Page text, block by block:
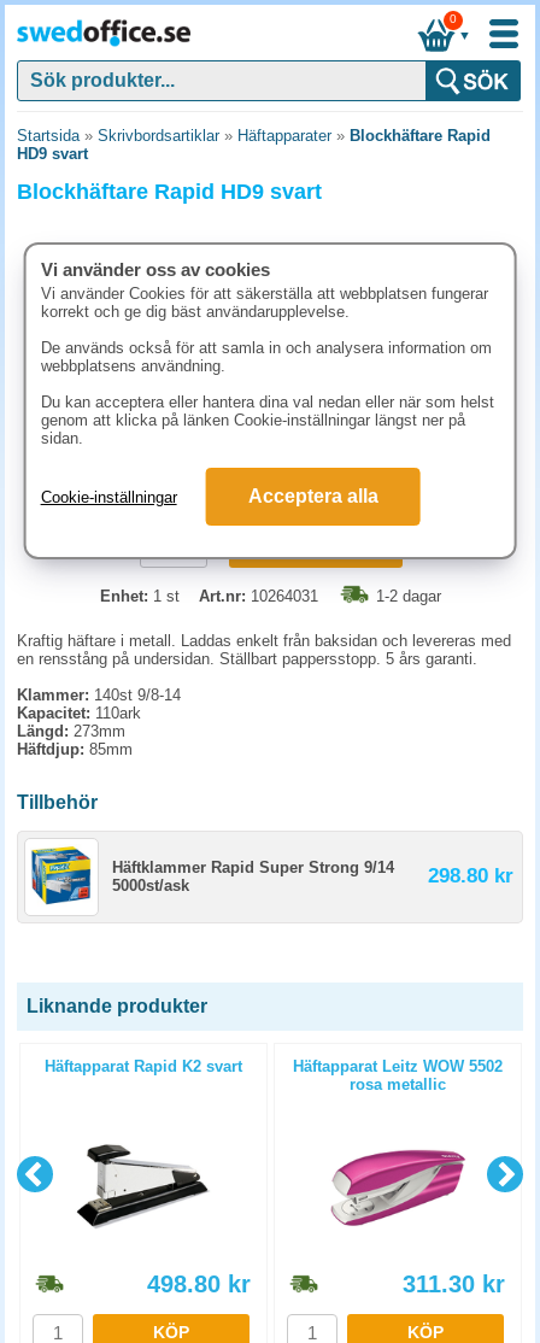
▼
0
Startsida» Skrivbordsartiklar» Häftapparater» Blockhäftare Rapid
HD9 svart
Blockhäftare Rapid HD9 svart
1236.30 kr (inkl. moms)
Enhet: 1 st Art.nr: 10264031 1-2 dagar
Kraftig häftare i metall. Laddas enkelt från baksidan och levereras med
en rensstång på undersidan. Ställbart pappersstopp. 5 års garanti.
Klammer: 140st 9/8-14
Kapacitet: 110ark
Längd: 273mm
Häftdjup: 85mm
Tillbehör
Häftklammer Rapid Super Strong 9/14
5000st/ask
298.80 kr
Liknande produkter
Häftapparat Rapid K2 svart
498.80 kr
KÖP
Häftapparat Leitz WOW 5502
rosa metallic
311.30 kr
KÖP
Vi använder oss av cookies
Vi använder Cookies för att säkerställa att webbplatsen fungerar
korrekt och ge dig bäst användarupplevelse.
De används också för att samla in och analysera information om
webbplatsens användning.
Du kan acceptera eller hantera dina val nedan eller när som helst
genom att klicka på länken Cookie-inställningar längst ner på
sidan.
Cookie-inställningar Acceptera alla